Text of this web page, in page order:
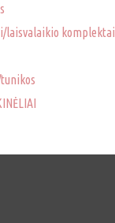
laisvalaikio komplektai